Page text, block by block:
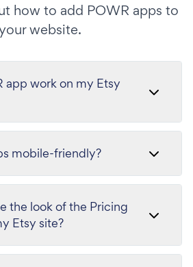
how to add POWR apps to
website.
app work on my Etsy
mobile-friendly?
the look of the Pricing
Etsy site?